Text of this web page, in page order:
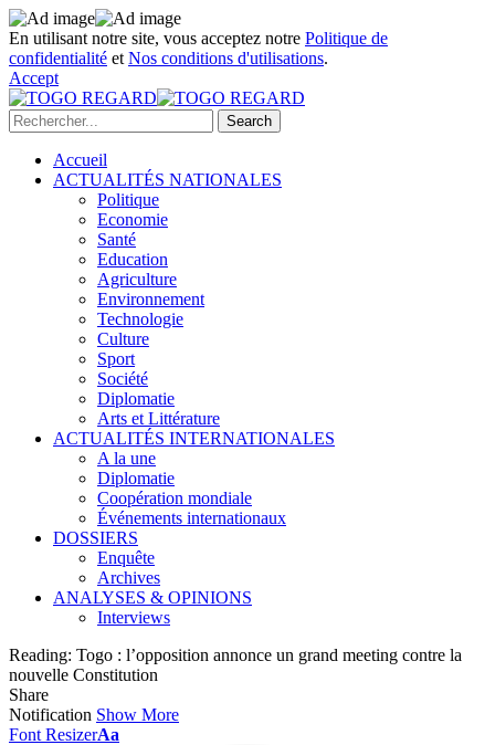
En utilisant notre site, vous acceptez notre Politique de
confidentialité et Nos conditions d'utilisations.
Accept
Accueil
ACTUALITÉS NATIONALES
Politique
Economie
Santé
Education
Agriculture
Environnement
Technologie
Culture
Sport
Société
Diplomatie
Arts et Littérature
ACTUALITÉS INTERNATIONALES
A la une
Diplomatie
Coopération mondiale
Événements internationaux
DOSSIERS
Enquête
Archives
ANALYSES & OPINIONS
Interviews
Reading: Togo : l’opposition annonce un grand meeting contre la
nouvelle Constitution
Share
Notification Show More
Font ResizerAa